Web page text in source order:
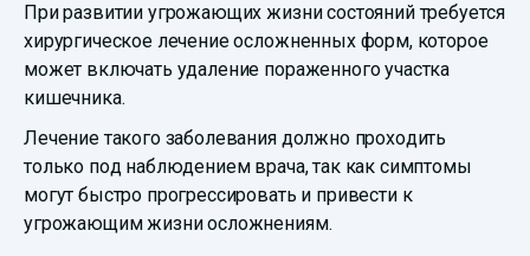
При развитии угрожающих жизни состояний требуется
хирургическое лечение осложненных форм, которое
может включать удаление пораженного участка
кишечника.
Лечение такого заболевания должно проходить
только под наблюдением врача, так как симптомы
могут быстро прогрессировать и привести к
угрожающим жизни осложнениям.